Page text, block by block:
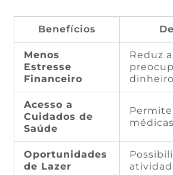
Benefícios
Menos
Estresse
Financeiro
Reduz a
dinheiro
Acesso a
Cuidados de
Saúde
Oportunidades
de Lazer